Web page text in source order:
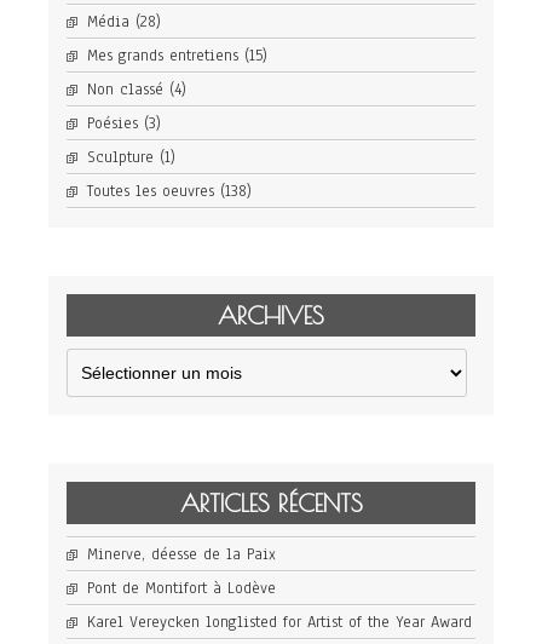
Média (28)
Mes grands entretiens (15)
Non classé (4)
Poésies (3)
Sculpture (1)
Toutes les oeuvres (138)
ARCHIVES
Archives
ARTICLES RÉCENTS
Minerve, déesse de la Paix
Pont de Montifort à Lodève
Karel Vereycken longlisted for Artist of the Year Award